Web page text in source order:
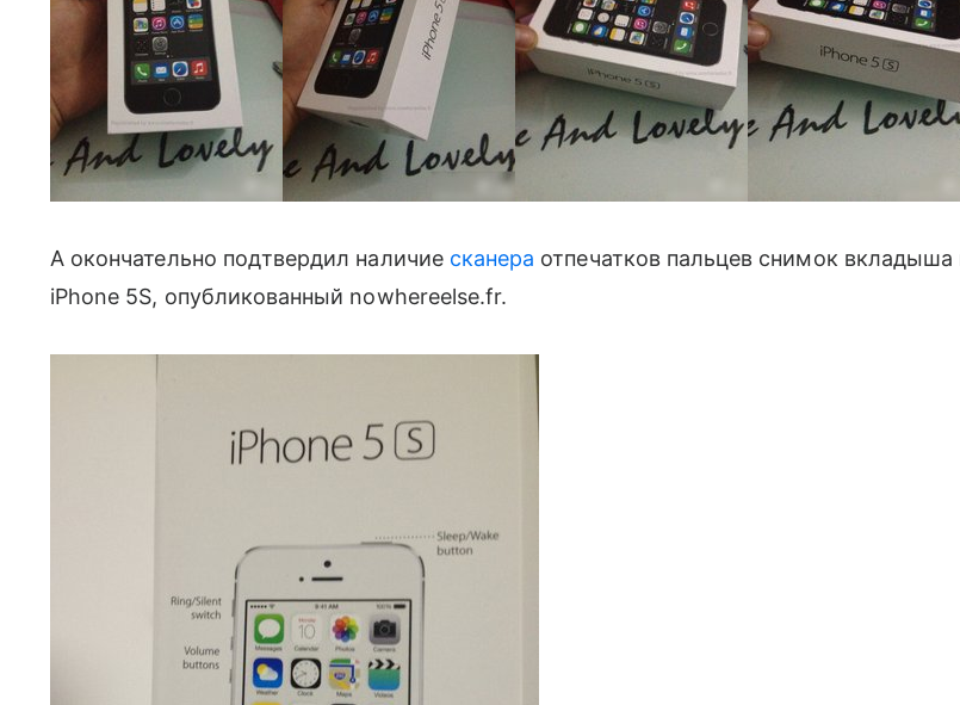
А окончательно подтвердил наличие сканера отпечатков пальцев снимок вкладыша
iPhone 5S, опубликованный nowhereelse.fr.